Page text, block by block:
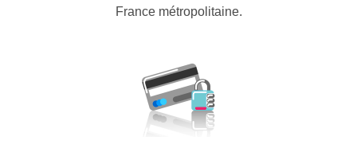
France métropolitaine.